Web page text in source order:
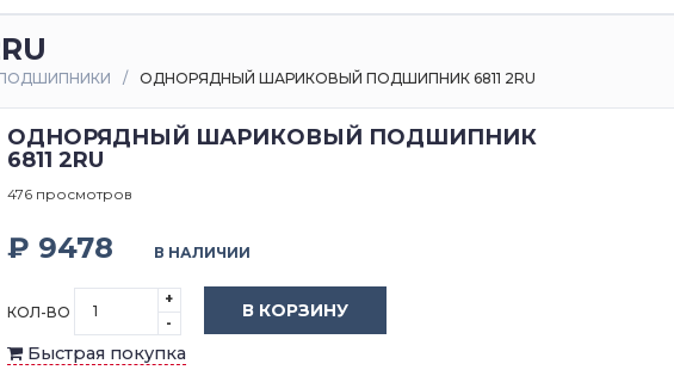
ОДНОРЯДНЫЙ ШАРИКОВЫЙ ПОДШИПНИК 6811 2RU
ОДНОРЯДНЫЙ ШАРИКОВЫЙ ПОДШИПНИК
6811 2RU
476 просмотров
₽ 9478 В НАЛИЧИИ
КОЛ-ВО
+
-
В КОРЗИНУ
Быстрая покупка